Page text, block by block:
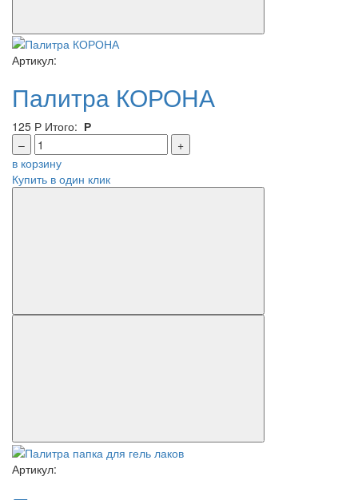
Артикул:
Палитра КОРОНА
125 Р Итого: Р
–
+
в корзину
Купить в один клик
Артикул: